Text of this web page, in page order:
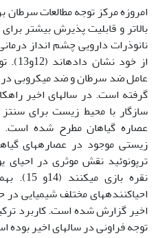
امروزه مرکز توجه مطالعات
بالاتر و قابلیت پذیرش بیشتر
نانوذرات دارویی چشم انداز
عامل ضد سرطان و ضد میکروبی در
سازگار با محیط زیست برای سنتز
زیستی موجود در عصاره‏های
ترپونوئید نقش موثری در احیای
نقره
اخیر گزارش شده است. کاربرد
توجه فراونی در سال‏های اخیر بوده